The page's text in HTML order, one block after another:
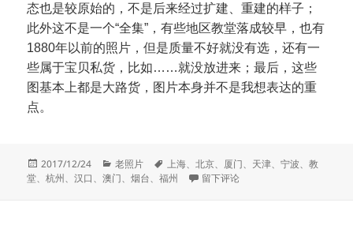
态也是较原始的，不是后来经过扩建、重建的样子；
此外这不是一个“全集”，有些地区教堂落成较早，也有
1880年以前的照片，但是质量不好就没有选，还有一
些属于宝贝私货，比如……就没放进来；最后，这些
图基本上都是大路货，图片本身并不是我想表达的重
点。
发
布
2017/12/24
分
类
老照片
标
签
上海、北京、 厦门、 天津、宁波、教
堂、杭州、汉口、澳门、烟台、福州 于几座中国早期教堂的旧影
留下评论